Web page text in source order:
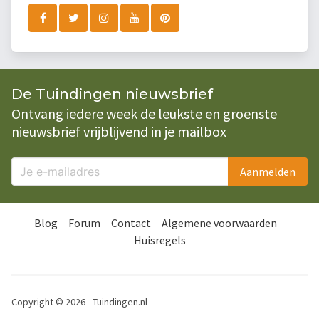
De Tuindingen nieuwsbrief
Ontvang iedere week de leukste en groenste
nieuwsbrief vrijblijvend in je mailbox
Aanmelden
Blog Forum Contact
Algemene voorwaarden
Huisregels
Copyright © 2026 - Tuindingen.nl